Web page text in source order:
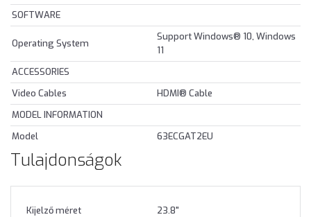
SOFTWARE
Operating System
Support Windows® 10, Windows
11
ACCESSORIES
Video Cables
HDMI® Cable
MODEL INFORMATION
Model
63ECGAT2EU
Tulajdonságok
Kijelző méret
23.8"